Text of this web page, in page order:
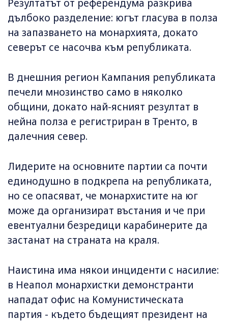
Резултатът от референдума разкрива
дълбоко разделение: югът гласува в полза
на запазването на монархията, докато
северът се насочва към републиката.
В днешния регион Кампания републиката
печели мнозинство само в няколко
общини, докато най-ясният резултат в
нейна полза е регистриран в Тренто, в
далечния север.
Лидерите на основните партии са почти
единодушно в подкрепа на републиката,
но се опасяват, че монархистите на юг
може да организират въстания и че при
евентуални безредици карабинерите да
застанат на страната на краля.
Наистина има някои инциденти с насилие:
в Неапол монархистки демонстранти
нападат офис на Комунистическата
партия - където бъдещият президент на